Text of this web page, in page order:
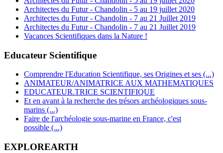
Architectes du Futur - Chandolin - 5 au 19 juillet 2020
Architectes du Futur - Chandolin - 7 au 21 Juillet 2019
Architectes du Futur - Chandolin - 7 au 21 Juillet 2019
Vacances Scientifiques dans la Nature !
Educateur Scientifique
Comprendre l'Education Scientifique, ses Origines et ses (...)
ANIMATEUR/ANIMATRICE AUX MATHEMATIQUES
EDUCATEUR.TRICE SCIENTIFIQUE
Et en avant à la recherche des trésors archéologiques sous-
marins (...)
Faire de l'archéologie sous-marine en France, c'est
possible (...)
EXPLOREARTH